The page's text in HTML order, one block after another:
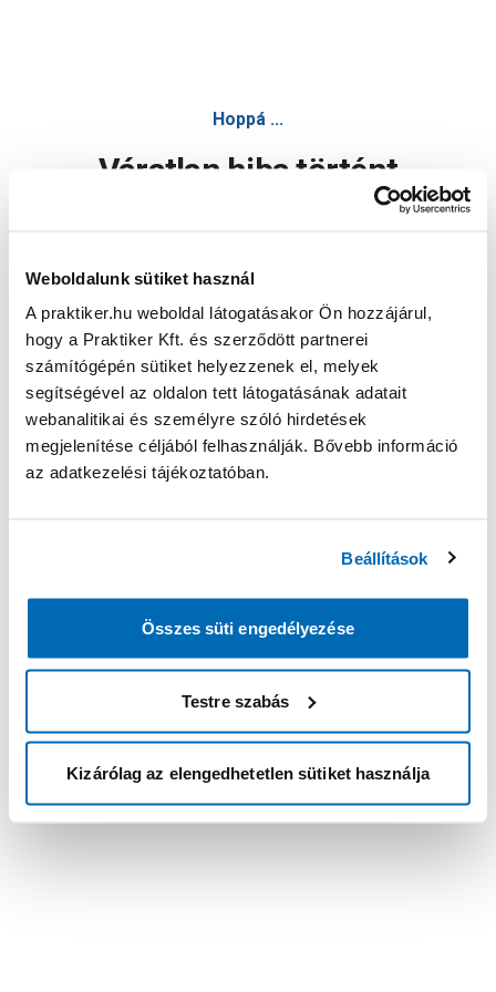
Weboldalunk sütiket használ
A praktiker.hu weboldal látogatásakor Ön hozzájárul,
hogy a Praktiker Kft. és szerződött partnerei
számítógépén sütiket helyezzenek el, melyek
segítségével az oldalon tett látogatásának adatait
webanalitikai és személyre szóló hirdetések
megjelenítése céljából felhasználják. Bővebb információ
az adatkezelési tájékoztatóban.
Beállítások
Összes süti engedélyezése
Testre szabás
Kizárólag az elengedhetetlen sütiket használja
Hoppá ...
Váratlan hiba történt
Oldal újratöltése